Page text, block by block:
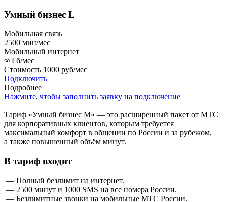
Умный бизнес L
Мобильная связь
2500 мин/мес
Мобильный интернет
∞ Гб/мес
Стоимость 1000 руб/мес
Подключить
Подробнее
Нажмите, чтобы заполнить заявку на подключение
Тариф «Умный бизнес М» — это расширенный пакет от МТС
для корпоративных клиентов, которым требуется
максимальный комфорт в общении по России и за рубежом,
а также повышенный объём минут.
В тариф входит
— Полный безлимит на интернет.
— 2500 минут и 1000 SMS на все номера России.
— Безлимитные звонки на мобильные МТС России.